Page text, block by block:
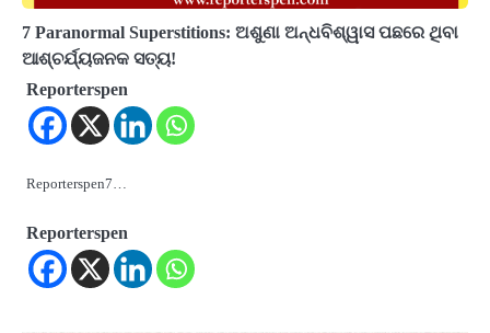
7 Paranormal Superstitions: ଅଶୁଣା ଅନ୍ଧବିଶ୍ୱାସ ପଛରେ ଥିବା
ଆଶ୍ଚର୍ଯ୍ୟଜନକ ସତ୍ୟ!
Reporterspen
Reporterspen7…
Reporterspen